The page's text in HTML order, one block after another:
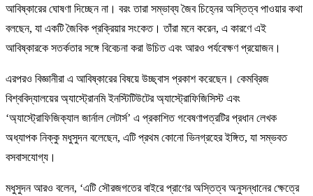
আবিষ্কারের ঘোষণা দিচ্ছেন না। বরং তারা সম্ভাব্য জৈব চিহ্নের অস্তিত্ব পাওয়ার কথা
বলছেন, যা একটি জৈবিক প্রক্রিয়ার সংকেত। তাঁরা মনে করেন, এ কারণে এই
আবিষ্কারকে সতর্কতার সঙ্গে বিবেচনা করা উচিত এবং আরও পর্যবেক্ষণ প্রয়োজন।
এরপরও বিজ্ঞানীরা এ আবিষ্কারের বিষয়ে উচ্ছ্বাস প্রকাশ করেছেন। কেমব্রিজ
বিশ্ববিদ্যালয়ের অ্যাস্ট্রোনমি ইনস্টিটিউটের অ্যাস্ট্রোফিজিসিস্ট এবং
‘অ্যাস্ট্রোফিজিক্যাল জার্নাল লেটার্স’ এ প্রকাশিত গবেষণাপত্রটির প্রধান লেখক
অধ্যাপক নিক্কু মধুসুদন বলেছেন, এটি প্রথম কোনো ভিনগ্রহের ইঙ্গিত, যা সম্ভবত
বসবাসযোগ্য।
মধুসুদন আরও বলেন, ‘এটি সৌরজগতের বাইরে প্রাণের অস্তিত্ব অনুসন্ধানের ক্ষেত্রে